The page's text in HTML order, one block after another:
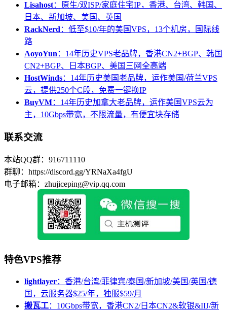
Lisahost：原生/双ISP/家庭住宅IP，香港、台湾、韩国、
日本、新加坡、美国、英国
RackNerd：低至$10/年的美国VPS，13个机房，国际线
路
AoyoYun：14年历史VPS老品牌，香港CN2+BGP、韩国
CN2+BGP、日本BGP、美国三网全高端
HostWinds：14年历史美国老品牌，运作美国/荷兰VPS
云，提供250个C段，免费一键换IP
BuyVM：14年历史加拿大老品牌，运作美国VPS云为
主，10Gbps带宽，不限流量，有便宜块存储
联系交流
本站QQ群：916711110
群聊：https://discord.gg/YRNaXa4fgU
电子邮箱：zhujiceping@vip.qq.com
特色VPS推荐
lightlayer：香港/台湾/菲律宾/泰国/新加坡/美国/英国/德
国，云服务器$25/年，独服$59/月
搬瓦工：10Gbps带宽，香港CN2/日本CN2&软银&IIJ/新